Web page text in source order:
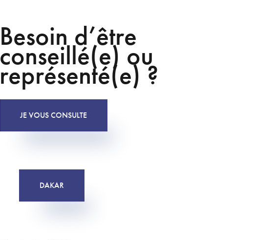
Besoin d’être
conseillé(e) ou
représenté(e) ?
JE VOUS CONSULTE
DAKAR